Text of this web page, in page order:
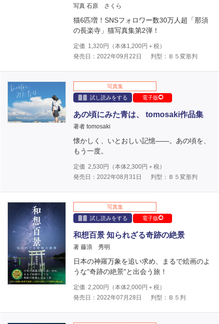
写真 石原 さくら
猫6匹増！SNSフォロワー数30万人超「那須
の長楽寺」猫写真集第2弾！
定価 1,320円（本体1,200円＋税）
発売日：2022年09月22日
判型：Ｂ５変形判
写真集
試し読みをする
電子版
あの頃にみた青は、 tomosaki作品集
著者 tomosaki
懐かしく、いとおしい記憶――。あの頃を、
もう一度。
定価 2,530円（本体2,300円＋税）
発売日：2022年08月31日
判型：Ｂ５変形判
写真集
試し読みをする
電子版
和想百景 知られざる奇跡の絶景
著 藤浪 秀明
日本の神羅万象を追い求め、まるで絵画のよ
うな"奇跡の絶景"と出会う旅！
定価 2,200円（本体2,000円＋税）
発売日：2022年07月28日
判型：Ｂ５判